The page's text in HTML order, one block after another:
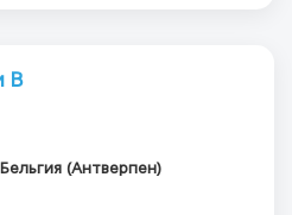
В
Бельгия (Антверпен)